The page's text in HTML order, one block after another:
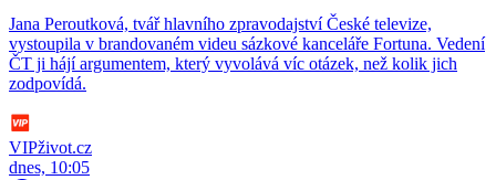
Jana Peroutková, tvář hlavního zpravodajství České televize,
vystoupila v brandovaném videu sázkové kanceláře Fortuna. Vedení
ČT ji hájí argumentem, který vyvolává víc otázek, než kolik jich
zodpovídá.
VIPživot.cz
dnes, 10:05